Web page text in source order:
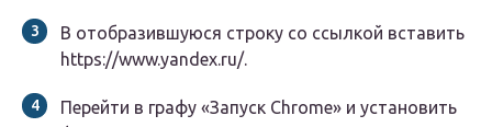
В отобразившуюся строку со ссылкой вставить
https://www.yandex.ru/.
Перейти в графу «Запуск Chrome» и установить